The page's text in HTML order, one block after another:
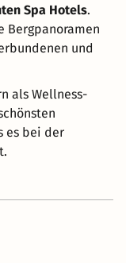
Spa Hotels.
Bergpanoramen
und
als Wellness-
es bei der